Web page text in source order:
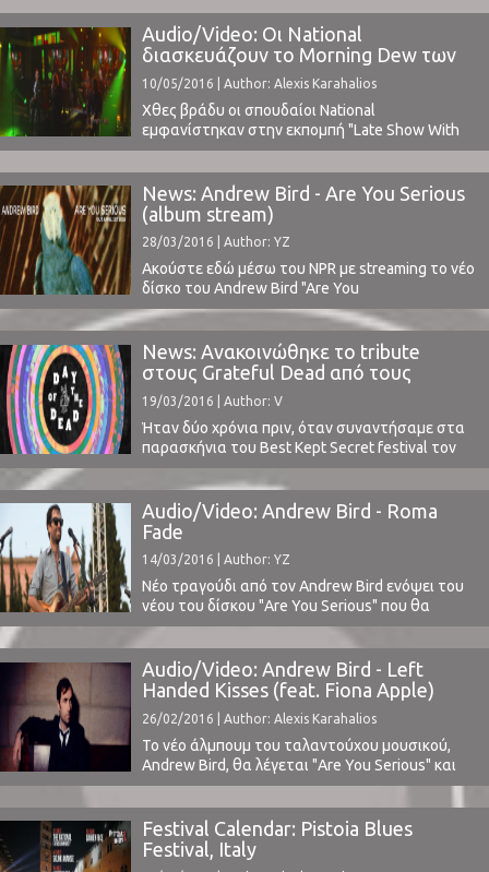
Audio/Video: Οι National
διασκευάζουν το Morning Dew των
Grateful Dead
10/05/2016 | Author: Alexis Karahalios
Χθες βράδυ οι σπουδαίοι National
εμφανίστηκαν στην εκπομπή "Late Show With
Stephen Colbert", όπου έπαιξαν live το Morning
Dew.Το συγκεκριμένο κομμάτι αποτελεί μία
διασκευή (ή μήπως διασκευάρα;) των θρυλικών
Grateful Dead, στα πλαίσια του tribute album
"Day Of The Dead".Ακούστε το παρακάτω: ⁪
News: Andrew Bird - Are You Serious
(album stream)
28/03/2016 | Author: YZ
Ακούστε εδώ μέσω του NPR με streaming το νέο
δίσκο του Andrew Bird "Are You
Serious".Περιλαμβάνει τα Roma Fade και Left
Handed Kisses που κυκλοφόρησαν πριν λίγο
καιρό ενώ παράλληλα κυκλοφόρησαν και το
παρακάτω Valleys Of The Young. ⁪ ⁪
News: Ανακοινώθηκε το tribute
στους Grateful Dead από τους
National
19/03/2016 | Author: V
Ήταν δύο χρόνια πριν, όταν συναντήσαμε στα
παρασκήνια του Best Kept Secret festival τον
Damian Abraham των Fucked Up. Μία συνάντηση
που κράτησε κάποιες ώρες και εξελίχθηκε σε
συζήτηση για τη μουσική, τη συλλογή βινυλίων
μας κτλ με τη συνοδεία ενός σημανικού
στους ...
Audio/Video: Andrew Bird - Roma
Fade
14/03/2016 | Author: YZ
Νέο τραγούδι από τον Andrew Bird ενόψει του
νέου του δίσκου "Are You Serious" που θα
κυκλοφορήσει από τη Loma Vista την 1η
Απριλίου.Λίγες ημέρες πριν είχε κυκλογορήσει
και την υπέροχη συνεργασία του με τη Fiona
Apple (ακούστε εδώ). ⁪
Audio/Video: Andrew Bird - Left
Handed Kisses (feat. Fiona Apple)
(updated)
26/02/2016 | Author: Alexis Karahalios
Το νέο άλμπουμ του ταλαντούχου μουσικού,
Andrew Bird, θα λέγεται "Are You Serious" και
θα κυκλοφορήσει την 1η Απριλίου.Στο δίσκο θα
περιέχονται και ενδιαφέρουσες συνεργασίες,
όπως με τη Fiona Apple και τον Blake
Mills.Ακούστε το πολύ ζεστό κομμάτι Left
Handed Kisses, στο οποίο τον ακούμε με τη
Festival Calendar: Pistoia Blues
Festival, Italy